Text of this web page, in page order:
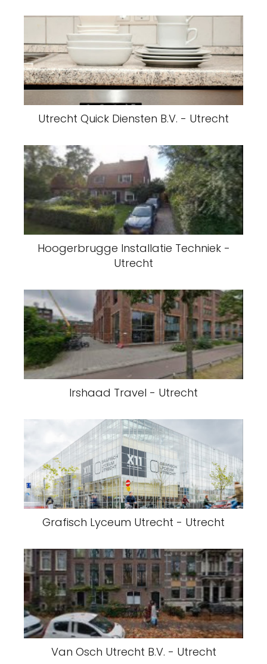
Utrecht Quick Diensten B.V. - Utrecht
Hoogerbrugge Installatie Techniek -
Utrecht
Irshaad Travel - Utrecht
Grafisch Lyceum Utrecht - Utrecht
Van Osch Utrecht B.V. - Utrecht